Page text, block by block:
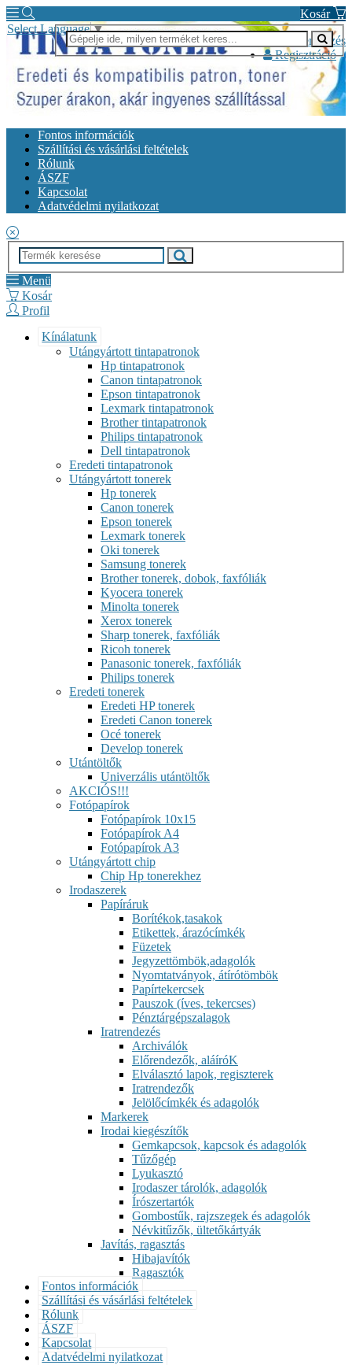
Kosár
Bejelentkezés
Regisztráció
Select Language▼
Fontos információk
Szállítási és vásárlási feltételek
Rólunk
ÁSZF
Kapcsolat
Adatvédelmi nyilatkozat
Menü
Kosár
Profil
Kínálatunk
Utángyártott tintapatronok
Hp tintapatronok
Canon tintapatronok
Epson tintapatronok
Lexmark tintapatronok
Brother tintapatronok
Philips tintapatronok
Dell tintapatronok
Eredeti tintapatronok
Utángyártott tonerek
Hp tonerek
Canon tonerek
Epson tonerek
Lexmark tonerek
Oki tonerek
Samsung tonerek
Brother tonerek, dobok, faxfóliák
Kyocera tonerek
Minolta tonerek
Xerox tonerek
Sharp tonerek, faxfóliák
Ricoh tonerek
Panasonic tonerek, faxfóliák
Philips tonerek
Eredeti tonerek
Eredeti HP tonerek
Eredeti Canon tonerek
Océ tonerek
Develop tonerek
Utántöltők
Univerzális utántöltők
AKCIÓS!!!
Fotópapírok
Fotópapírok 10x15
Fotópapírok A4
Fotópapírok A3
Utángyártott chip
Chip Hp tonerekhez
Irodaszerek
Papíráruk
Borítékok,tasakok
Etikettek, árazócímkék
Füzetek
Jegyzettömbök,adagolók
Nyomtatványok, átírótömbök
Papírtekercsek
Pauszok (íves, tekercses)
Pénztárgépszalagok
Iratrendezés
Archiválók
Előrendezők, aláíróK
Elválasztó lapok, regiszterek
Iratrendezők
Jelölőcímkék és adagolók
Markerek
Irodai kiegészítők
Gemkapcsok, kapcsok és adagolók
Tűzőgép
Lyukasztó
Irodaszer tárolók, adagolók
Írószertartók
Gombostűk, rajzszegek és adagolók
Névkitűzők, ültetőkártyák
Javítás, ragasztás
Hibajavítók
Ragasztók
Fontos információk
Szállítási és vásárlási feltételek
Rólunk
ÁSZF
Kapcsolat
Adatvédelmi nyilatkozat